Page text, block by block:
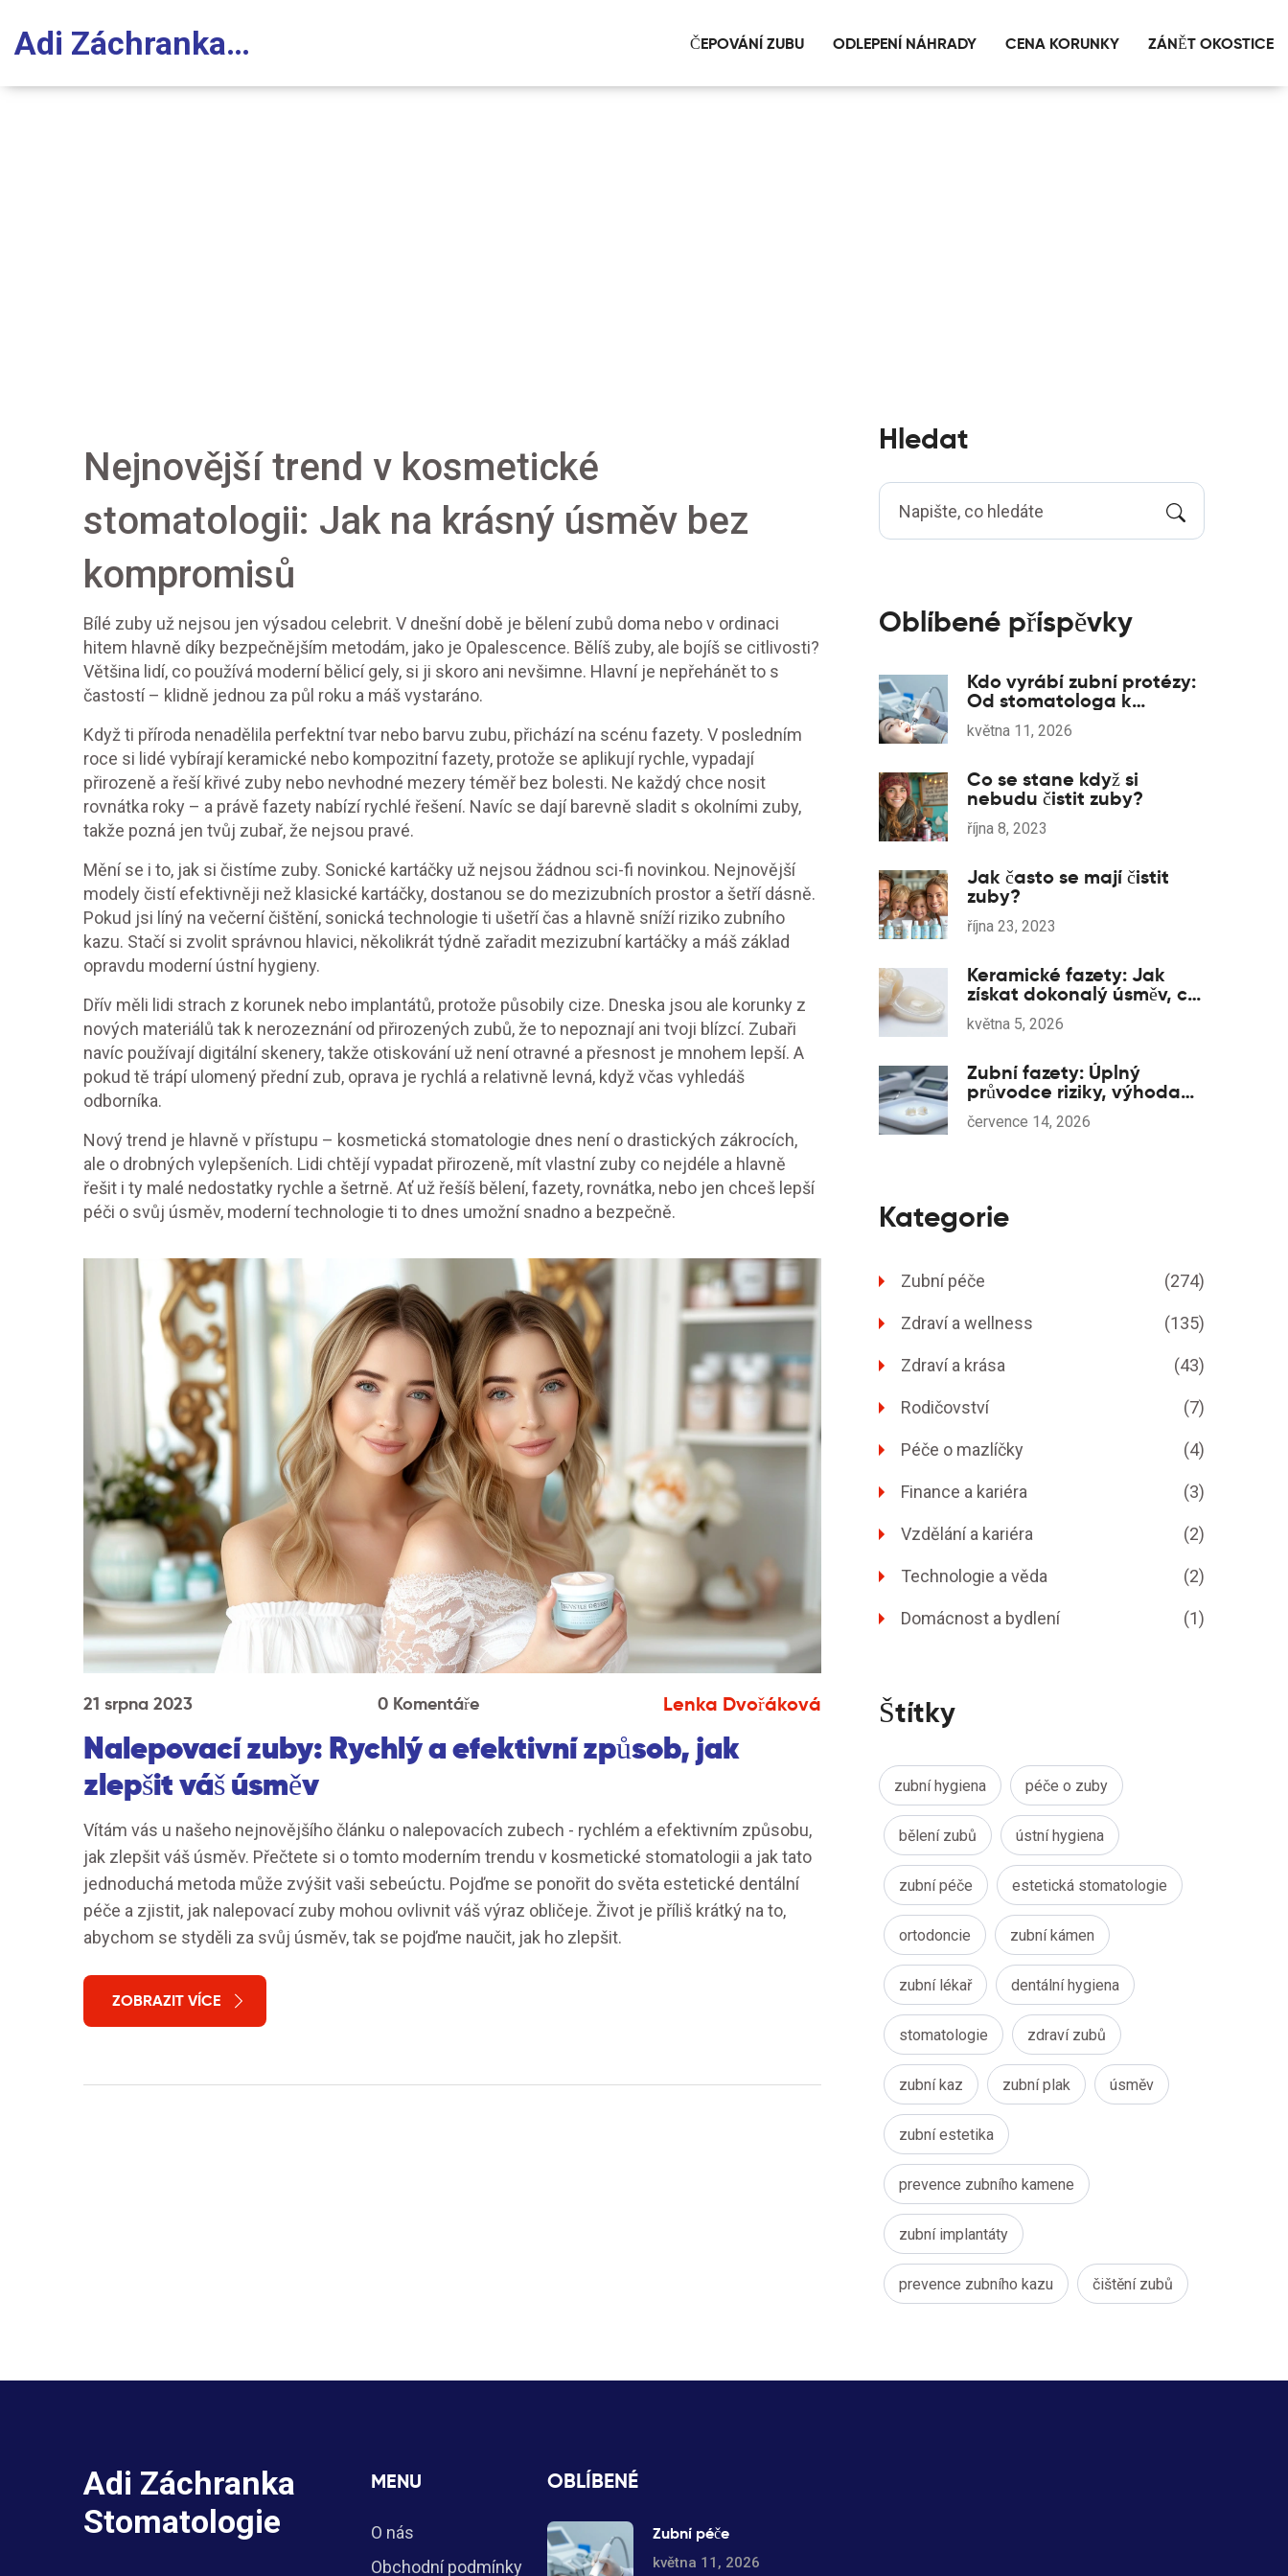
Adi Záchranka Stomatologie ČEPOVÁNÍ ZUBU ODLEPENÍ NÁHRADY CENA KORUNKY ZÁNĚT OKOSTICE
Nejnovější trend v kosmetické
stomatologii: Jak na krásný úsměv bez
kompromisů
Bílé zuby už nejsou jen výsadou celebrit. V dnešní době je bělení zubů doma nebo v ordinaci
hitem hlavně díky bezpečnějším metodám, jako je Opalescence. Bělíš zuby, ale bojíš se citlivosti?
Většina lidí, co používá moderní bělicí gely, si ji skoro ani nevšimne. Hlavní je nepřehánět to s
častostí – klidně jednou za půl roku a máš vystaráno.
Když ti příroda nenadělila perfektní tvar nebo barvu zubu, přichází na scénu fazety. V posledním
roce si lidé vybírají keramické nebo kompozitní fazety, protože se aplikují rychle, vypadají
přirozeně a řeší křivé zuby nebo nevhodné mezery téměř bez bolesti. Ne každý chce nosit
rovnátka roky – a právě fazety nabízí rychlé řešení. Navíc se dají barevně sladit s okolními zuby,
takže pozná jen tvůj zubař, že nejsou pravé.
Mění se i to, jak si čistíme zuby. Sonické kartáčky už nejsou žádnou sci-fi novinkou. Nejnovější
modely čistí efektivněji než klasické kartáčky, dostanou se do mezizubních prostor a šetří dásně.
Pokud jsi líný na večerní čištění, sonická technologie ti ušetří čas a hlavně sníží riziko zubního
kazu. Stačí si zvolit správnou hlavici, několikrát týdně zařadit mezizubní kartáčky a máš základ
opravdu moderní ústní hygieny.
Dřív měli lidi strach z korunek nebo implantátů, protože působily cize. Dneska jsou ale korunky z
nových materiálů tak k nerozeznání od přirozených zubů, že to nepoznají ani tvoji blízcí. Zubaři
navíc používají digitální skenery, takže otiskování už není otravné a přesnost je mnohem lepší. A
pokud tě trápí ulomený přední zub, oprava je rychlá a relativně levná, když včas vyhledáš
odborníka.
Nový trend je hlavně v přístupu – kosmetická stomatologie dnes není o drastických zákrocích,
ale o drobných vylepšeních. Lidi chtějí vypadat přirozeně, mít vlastní zuby co nejdéle a hlavně
řešit i ty malé nedostatky rychle a šetrně. Ať už řešíš bělení, fazety, rovnátka, nebo jen chceš lepší
péči o svůj úsměv, moderní technologie ti to dnes umožní snadno a bezpečně.
21 srpna 2023 0 Komentáře Lenka Dvořáková
Nalepovací zuby: Rychlý a efektivní způsob, jak
zlepšit váš úsměv
Vítám vás u našeho nejnovějšího článku o nalepovacích zubech - rychlém a efektivním způsobu,
jak zlepšit váš úsměv. Přečtete si o tomto moderním trendu v kosmetické stomatologii a jak tato
jednoduchá metoda může zvýšit vaši sebeúctu. Pojďme se ponořit do světa estetické dentální
péče a zjistit, jak nalepovací zuby mohou ovlivnit váš výraz obličeje. Život je příliš krátký na to,
abychom se styděli za svůj úsměv, tak se pojďme naučit, jak ho zlepšit.
ZOBRAZIT VÍCE
Hledat
Oblíbené příspěvky
Kdo vyrábí zubní protézy:
Od stomatologa k
laboratoristu
května 11, 2026
Co se stane když si
nebudu čistit zuby?
října 8, 2023
Jak často se mají čistit
zuby?
října 23, 2023
Keramické fazety: Jak
získat dokonalý úsměv, co
vědět o ceně a péči
května 5, 2026
Zubní fazety: Úplný
průvodce riziky, výhodami
a cenami v roce 2026
července 14, 2026
Kategorie
Zubní péče (274)
Zdraví a wellness (135)
Zdraví a krása (43)
Rodičovství (7)
Péče o mazlíčky (4)
Finance a kariéra (3)
Vzdělání a kariéra (2)
Technologie a věda (2)
Domácnost a bydlení (1)
Štítky
zubní hygiena péče o zuby
bělení zubů ústní hygiena
zubní péče estetická stomatologie
ortodoncie zubní kámen
zubní lékař dentální hygiena
stomatologie zdraví zubů
zubní kaz zubní plak úsměv
zubní estetika
prevence zubního kamene
zubní implantáty
prevence zubního kazu čištění zubů
Adi Záchranka
Stomatologie
MENU
O nás
Obchodní podmínky
OBLÍBENÉ
Zubní péče
května 11, 2026